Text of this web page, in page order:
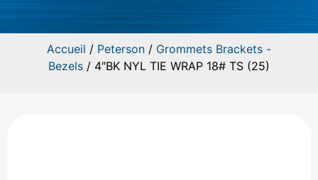
Accueil / Peterson / Grommets Brackets -
Bezels / 4″BK NYL TIE WRAP 18# TS (25)